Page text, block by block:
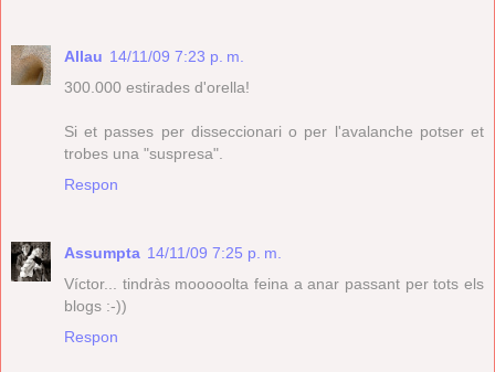
Allau 14/11/09 7:23 p. m.
300.000 estirades d'orella!
Si et passes per disseccionari o per l'avalanche potser et
trobes una "suspresa".
Respon
Assumpta 14/11/09 7:25 p. m.
Víctor... tindràs mooooolta feina a anar passant per tots els
blogs :-))
Respon